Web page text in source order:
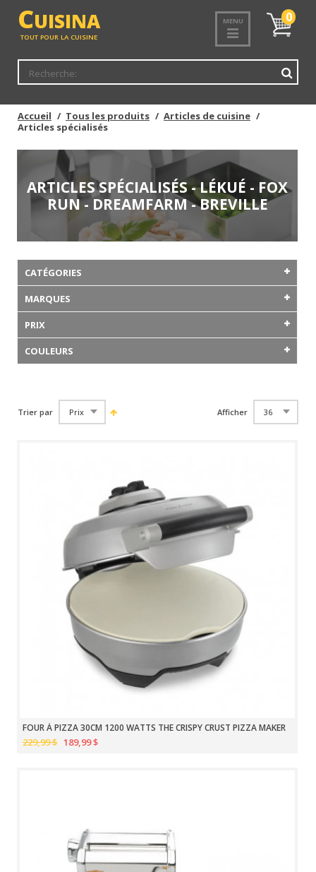
CUISINA
TOUT POUR LA CUISINE
MENU
Mon
panier
0
Accueil Tous les produits
Articles de cuisine
Articles spécialisés
ARTICLES SPÉCIALISÉS - LÉKUÉ - FOX
RUN - DREAMFARM - BREVILLE
CATÉGORIES
MARQUES
PRIX
COULEURS
Trier par Afficher
FOUR À PIZZA 30CM 1200 WATTS THE CRISPY CRUST PIZZA MAKER
229,99 $ 189,99 $